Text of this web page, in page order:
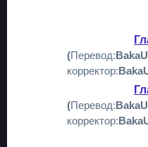
(Перевод:
корректор:
(Перевод:
корректор: